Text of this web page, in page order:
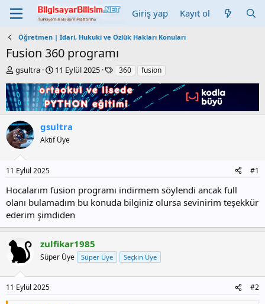
Giriş yap Kayıt ol
Öğretmen | İdari, Hukuki ve Özlük Hakları Konuları
Fusion 360 programı
K
n
b
u
y
u
b
a
l
a
t
a
n
gsultra
B
ş
l
a
n
g
a
r
i
h
i
11 Eylül 2025
E
i
k
e
360 fusion
gsultra
Aktif Üye
11 Eylül 2025 #1
Hocalarım fusion programı indirmem söylendi ancak full
olanı bulamadım bu konuda bilginiz olursa sevinirim teşekkür
ederim şimdiden
zulfikar1985
Süper Üye Süper Üye Seçkin Üye
11 Eylül 2025 #2